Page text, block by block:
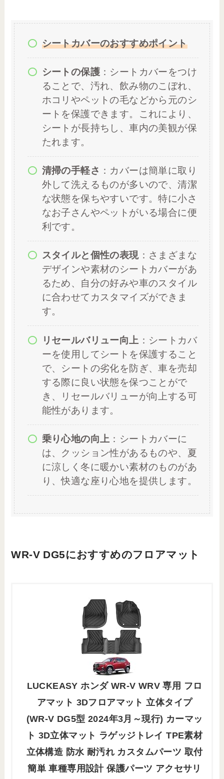
シートカバーのおすすめポイント
シートの保護：シートカバーをつけ
ることで、汚れ、飲み物のこぼれ、
ホコリやペットの毛などから元のシ
ートを保護できます。これにより、
シートが長持ちし、車内の美観が保
たれます。
清掃の手軽さ ：カバーは簡単に取り
外して洗えるものが多いので、清潔
な状態を保ちやすいです。特に小さ
なお子さんやペットがいる場合に便
利です。
スタイルと個性の表現：さまざまな
デザインや素材のシートカバーがあ
るため、自分の好みや車のスタイル
に合わせてカスタマイズができま
す。
リセールバリュー向上 ：シートカバ
ーを使用してシートを保護すること
で、シートの劣化を防ぎ、車を売却
する際に良い状態を保つことがで
き、リセールバリューが向上する可
能性があります。
乗り心地の向上 ：シートカバーに
は、クッション性があるものや、夏
に涼しく冬に暖かい素材のものがあ
り、快適な座り心地を提供します。
WR-V DG5におすすめのフロアマット
LUCKEASY ホンダ WR-V WRV 専用 フロ
アマット 3Dフロアマット 立体タイプ
(WR-V DG5型 2024年3月～現行) カーマッ
ト 3D立体マット ラゲッジトレイ TPE素材
立体構造 防水 耐汚れ カスタムパーツ 取付
簡単 車種専用設計 保護パーツ アクセサリ